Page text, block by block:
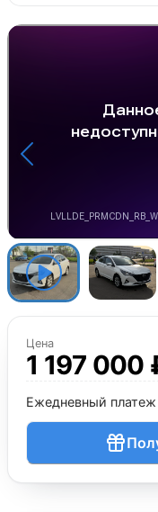
Цена
1 197 000
Ежедневный платеж